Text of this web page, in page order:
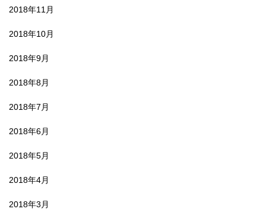
2018年11月
2018年10月
2018年9月
2018年8月
2018年7月
2018年6月
2018年5月
2018年4月
2018年3月